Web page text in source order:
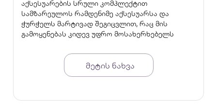
აქსესუარების სრული კომპლექტით
სამზარეულოს რამდენიმე აქსესუარსა და
ჭურჭელს მარტივად შეგიცვლით, რაც მის
გამოყენებას კიდევ უფრო მოსახერხებელს
გარანტია - 2 წელი
მეტის ნახვა